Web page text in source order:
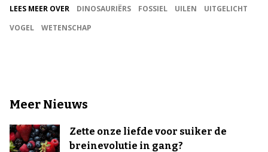
LEES MEER OVER DINOSAURIËRS FOSSIEL UILEN
UITGELICHT
VOGEL
WETENSCHAP
Meer Nieuws
Zette onze liefde voor suiker de
breinevolutie in gang?